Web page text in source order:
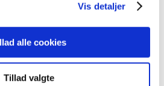
Vis detaljer
alle cookies
Tillad valgte
til den nye EU-forordning
lægemidler vil det ved…
Lægemiddelstyrelsens